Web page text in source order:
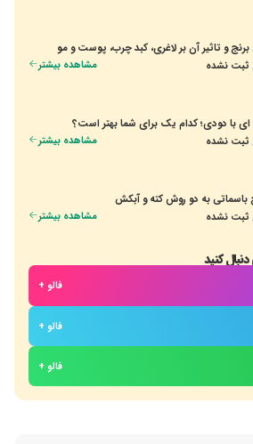
و تاثیر آن بر لاغری، کبد چرب، پوست و مو
مشاهده بیشتر ثبت نشده
ای با دودی؛ کدام یک برای شما بهتر است؟
مشاهده بیشتر ثبت نشده
به دو روش کته و آبکش
مشاهده بیشتر ثبت نشده
کنید
فالو +
فالو +
فالو +